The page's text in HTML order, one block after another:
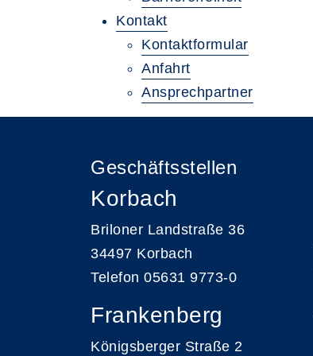
Kontakt
Kontaktformular
Anfahrt
Ansprechpartner
Geschäftsstellen
Korbach
Briloner Landstraße 36
34497 Korbach
Telefon 05631 9773-0
Frankenberg
Königsberger Straße 2